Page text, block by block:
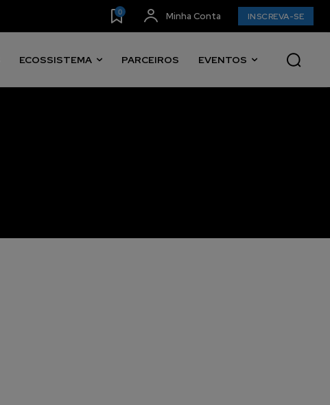
0 Minha Conta INSCREVA-SE
ECOSSISTEMA PARCEIROS EVENTOS